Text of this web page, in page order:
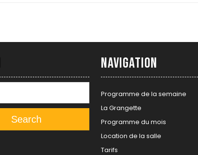
Search
Navigation
Programme de la semaine
La Grangette
Programme du mois
Location de la salle
Tarifs